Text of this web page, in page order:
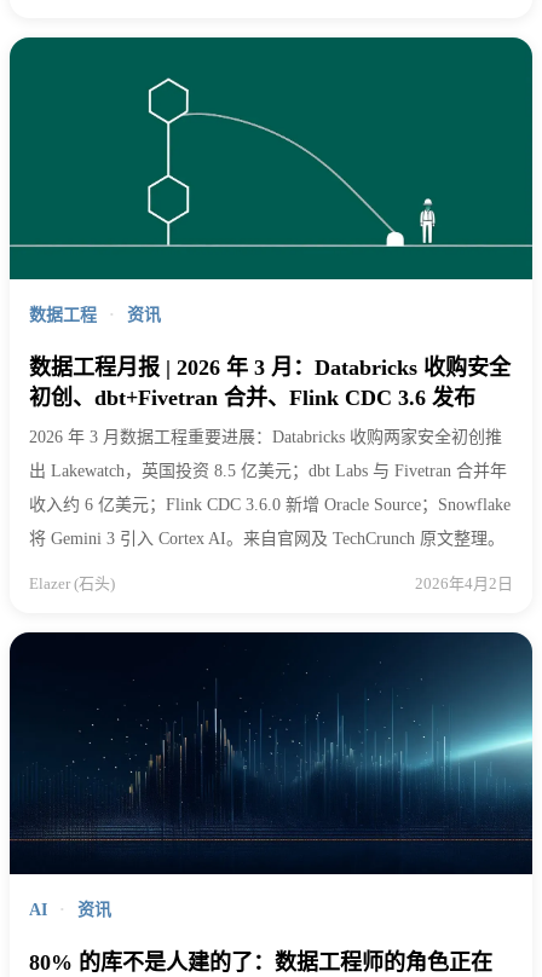
数据工程 · 资讯
数据工程月报 | 2026 年 3 月：Databricks 收购安全
初创、dbt+Fivetran 合并、Flink CDC 3.6 发布
2026 年 3 月数据工程重要进展：Databricks 收购两家安全初创推
出 Lakewatch，英国投资 8.5 亿美元；dbt Labs 与 Fivetran 合并年
收入约 6 亿美元；Flink CDC 3.6.0 新增 Oracle Source；Snowflake
将 Gemini 3 引入 Cortex AI。来自官网及 TechCrunch 原文整理。
Elazer (石头) 2026年4月2日
AI · 资讯
80% 的库不是人建的了：数据工程师的角色正在